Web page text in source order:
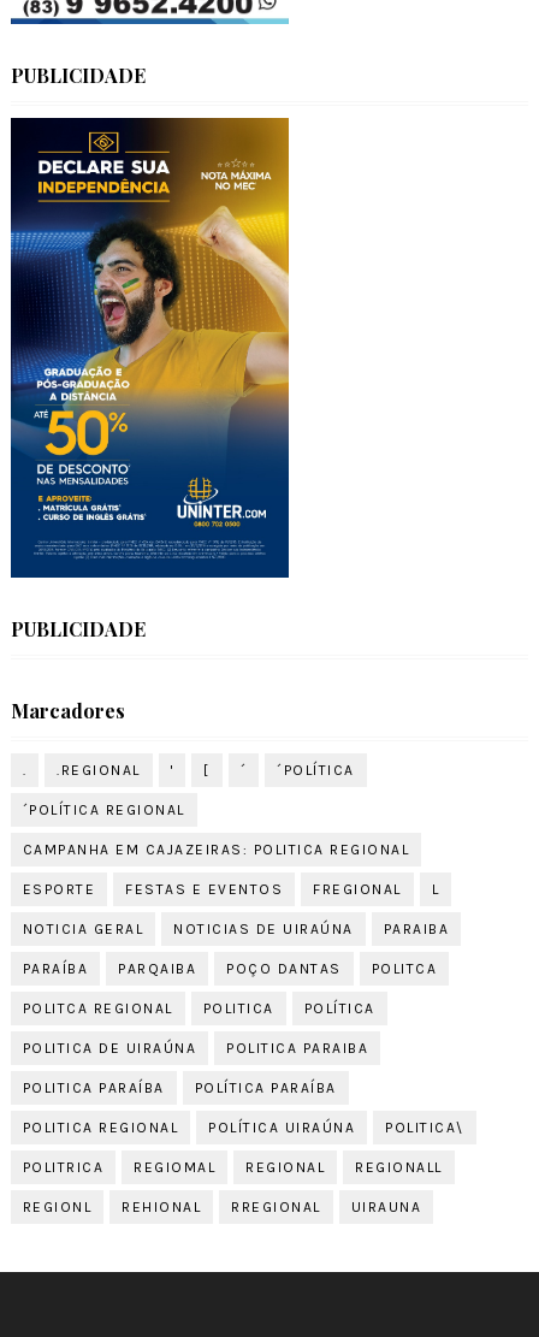
PUBLICIDADE
PUBLICIDADE
Marcadores
. .REGIONAL ' [ ´ ´POLÍTICA
´POLÍTICA REGIONAL
CAMPANHA EM CAJAZEIRAS: POLITICA REGIONAL
ESPORTE FESTAS E EVENTOS FREGIONAL L
NOTICIA GERAL NOTICIAS DE UIRAÚNA PARAIBA
PARAÍBA PARQAIBA POÇO DANTAS POLITCA
POLITCA REGIONAL POLITICA POLÍTICA
POLITICA DE UIRAÚNA POLITICA PARAIBA
POLITICA PARAÍBA POLÍTICA PARAÍBA
POLITICA REGIONAL POLÍTICA UIRAÚNA POLITICA\
POLITRICA REGIOMAL REGIONAL REGIONALL
REGIONL REHIONAL RREGIONAL UIRAUNA